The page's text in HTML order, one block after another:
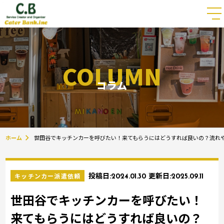
COLUMN
コラム
ホーム 世田谷でキッチンカーを呼びたい！来てもらうにはどうすれば良いの？流れ
キッチンカー派遣依頼 投稿日:2024.01.30 更新日:2025.09.11
世田谷でキッチンカーを呼びたい！
来てもらうにはどうすれば良いの？